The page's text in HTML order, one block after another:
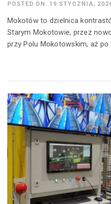
POSTED ON: 19 STYCZNIA,
Mokotów to dzielnica
Starym Mokotowie, przez
przy Polu Mokotowskim, aż po